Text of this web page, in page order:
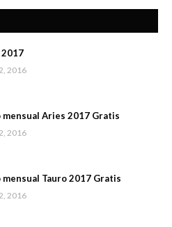
2016
mensual Aries 2017 Gratis
2016
Tauro 2017 Gratis
2016